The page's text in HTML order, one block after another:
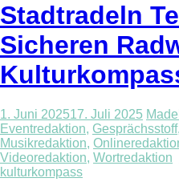
Stadtradeln
Sicheren
1. Juni 202517. Juli 2025
Eventredaktion, Gesprächsstoff,
Musikredaktion,
Videoredaktion, Wortredaktion
kulturkompass